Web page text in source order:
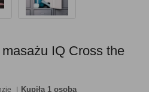
IQ Cross the
Kupiła 1 osoba